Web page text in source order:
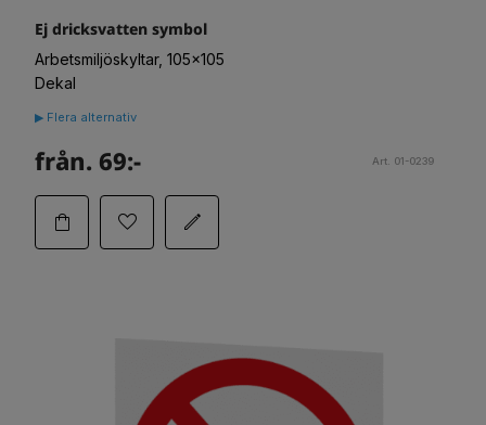
Ej dricksvatten symbol
Arbetsmiljöskyltar, 105x105
Dekal
▶ Flera alternativ
från. 69:- Art. 01-0239